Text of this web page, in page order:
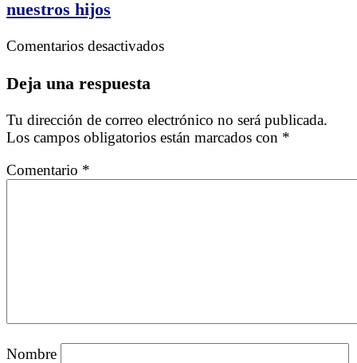
nuestros hijos
Comentarios desactivadosen
amenaza
latente
hijos
Deja una respuesta
Tu dirección de correo electrónico no será publicada.
Los campos obligatorios están marcados con *
Comentario *
Nombre